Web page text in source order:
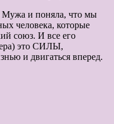
Мужа и поняла, что мы
человека, которые
союз. И все его
это СИЛЫ,
и двигаться вперед.